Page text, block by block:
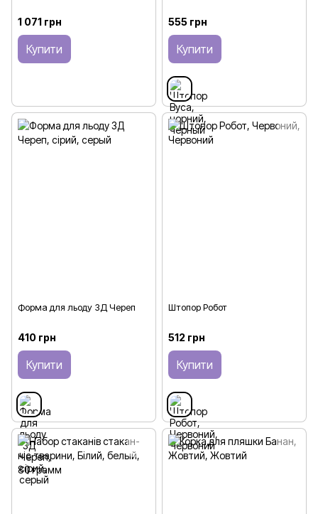
1 071 грн
Купити
555 грн
Купити
Форма для льоду 3Д Череп
410 грн
Купити
Штопор Робот
512 грн
Купити